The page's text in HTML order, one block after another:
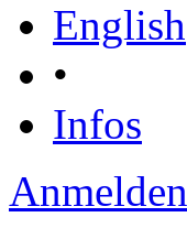
English
•
Infos
Anmelden